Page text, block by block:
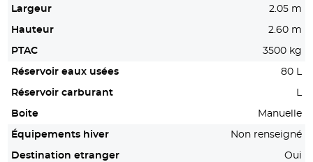
Largeur 2.05 m
Hauteur 2.60 m
PTAC 3500 kg
Réservoir eaux usées 80 L
Réservoir carburant L
Boite Manuelle
Équipements hiver Non renseigné
Destination etranger Oui